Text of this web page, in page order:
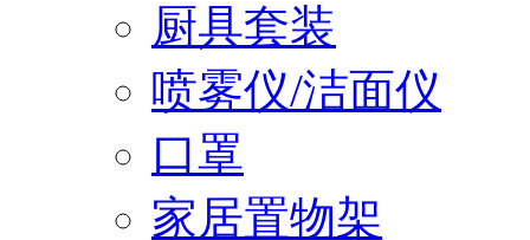
厨具套装
喷雾仪/洁面仪
口罩
家居置物架